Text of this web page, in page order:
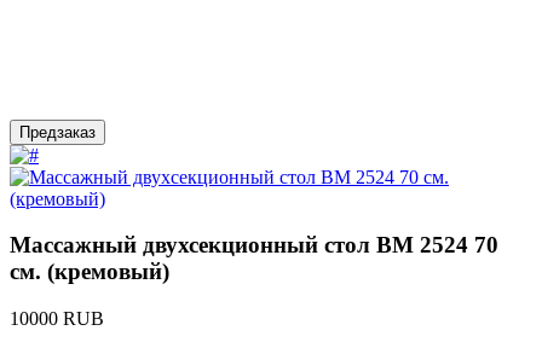
Предзаказ
Массажный двухсекционный стол BM 2524 70
см. (кремовый)
10000 RUB